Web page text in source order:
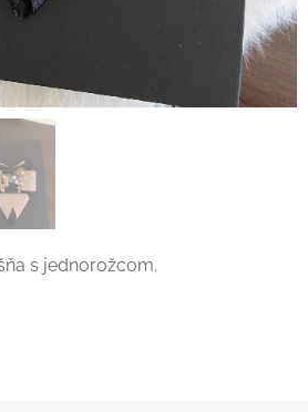
s jednorožcom.